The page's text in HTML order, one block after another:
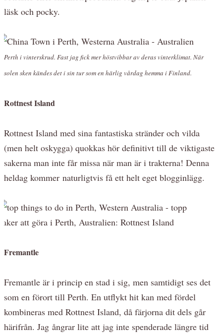
läsk och pocky.
Perth i vinterskrud. Fast jag fick mer höstvibbar av deras vinterklimat. När
solen sken kändes det i sin tur som en härlig vårdag hemma i Finland.
Rottnest Island
Rottnest Island med sina fantastiska stränder och vilda
(men helt oskygga) quokkas hör definitivt till de viktigaste
sakerna man inte får missa när man är i trakterna! Denna
heldag kommer naturligtvis få ett helt eget blogginlägg.
Fremantle
Fremantle är i princip en stad i sig, men samtidigt ses det
som en förort till Perth. En utflykt hit kan med fördel
kombineras med Rottnest Island, då färjorna dit dels går
härifrån. Jag ångrar lite att jag inte spenderade längre tid